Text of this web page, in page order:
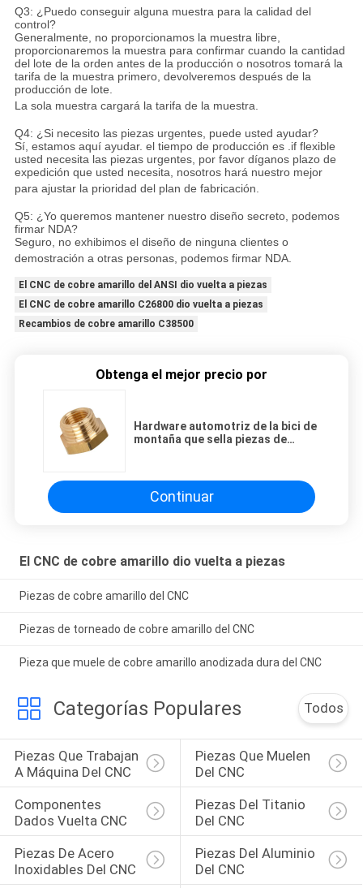
Q3: ¿Puedo conseguir alguna muestra para la calidad del
control?
Generalmente, no proporcionamos la muestra libre,
proporcionaremos la muestra para confirmar cuando la cantidad
del lote de la orden antes de la producción o nosotros tomará la
tarifa de la muestra primero, devolveremos después de la
producción de lote.
La sola muestra cargará la tarifa de la muestra.
Q4: ¿Si necesito las piezas urgentes, puede usted ayudar?
Sí, estamos aquí ayudar. el tiempo de producción es .if flexible
usted necesita las piezas urgentes, por favor díganos plazo de
expedición que usted necesita, nosotros hará nuestro mejor
para ajustar la prioridad del plan de fabricación.
Q5: ¿Yo queremos mantener nuestro diseño secreto, podemos
firmar NDA?
Seguro, no exhibimos el diseño de ninguna clientes o
demostración a otras personas, podemos firmar NDA.
El CNC de cobre amarillo del ANSI dio vuelta a piezas
El CNC de cobre amarillo C26800 dio vuelta a piezas
Recambios de cobre amarillo C38500
Obtenga el mejor precio por
Hardware automotriz de la bici de
montaña que sella piezas de
Continuar
El CNC de cobre amarillo dio vuelta a piezas
Piezas de cobre amarillo del CNC
Piezas de torneado de cobre amarillo del CNC
Pieza que muele de cobre amarillo anodizada dura del CNC
Categorías Populares Todos
Piezas Que Trabajan
A Máquina Del CNC
Piezas Que Muelen
Del CNC
Componentes
Dados Vuelta CNC
Piezas Del Titanio
Del CNC
Piezas De Acero
Inoxidables Del CNC
Piezas Del Aluminio
Del CNC